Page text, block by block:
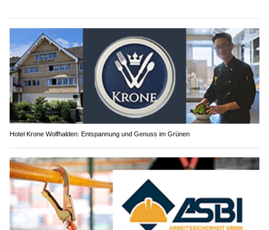
Hotel Krone Wolfhalden: Entspannung und Genuss im Grünen